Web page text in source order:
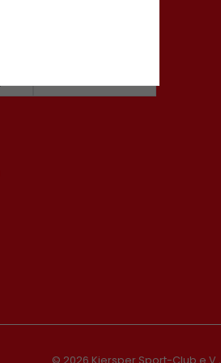
© 2026 Kiersper Sport-Club e.V.,